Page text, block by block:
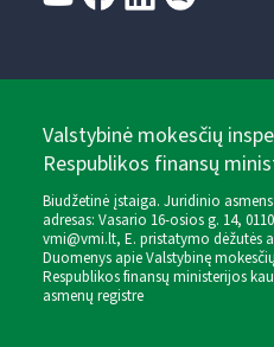
Valstybinė mokesčių
Respublikos finansų
Biudžetinė įstaiga. Juridinio
adresas: Vasario 16-osios g. 14,
vmi@vmi.lt, E. pristatymo dėžutės
Duomenys apie Valstybinę
Respublikos finansų ministerijos
asmenų registre